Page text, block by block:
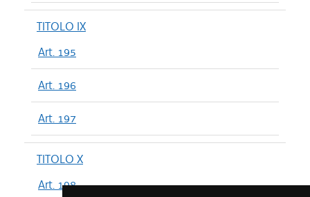
TITOLO IX
Art. 195
Art. 196
Art. 197
TITOLO X
Art. 198